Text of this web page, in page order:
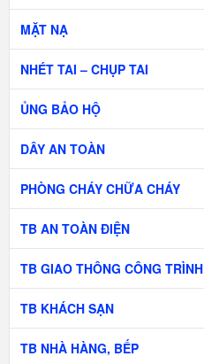
MẶT NẠ
NHÉT TAI – CHỤP TAI
ỦNG BẢO HỘ
DÂY AN TOÀN
PHÒNG CHÁY CHỮA CHÁY
TB AN TOÀN ĐIỆN
TB GIAO THÔNG CÔNG TRÌNH
TB KHÁCH SẠN
TB NHÀ HÀNG, BẾP